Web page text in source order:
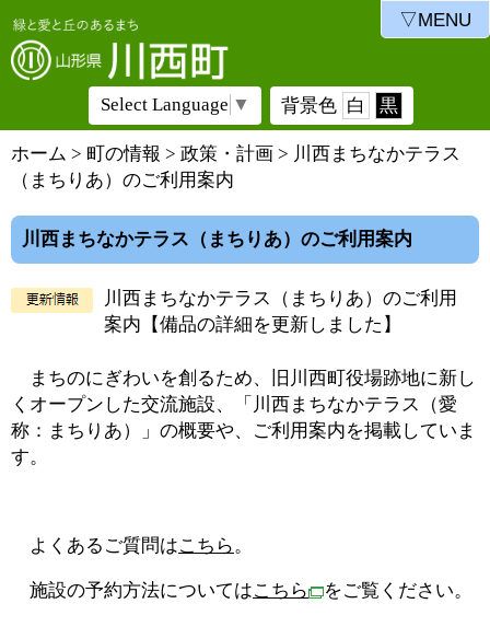
Select Language ▼ 背景色 白 黒
ホーム > 町の情報 > 政策・計画 > 川西まちなかテラス
（まちりあ）のご利用案内
川西まちなかテラス（まちりあ）のご利用案内
川西まちなかテラス（まちりあ）のご利用
案内【備品の詳細を更新しました】
まちのにぎわいを創るため、旧川西町役場跡地に新し
くオープンした交流施設、「川西まちなかテラス（愛
称：まちりあ）」の概要や、ご利用案内を掲載していま
す。
よくあるご質問はこちら。
施設の予約方法についてはこちら をご覧ください。
▽MENU